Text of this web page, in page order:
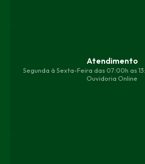
Atendimento
Segunda à Sexta-Feira das 07:00h as
Ouvidoria Online